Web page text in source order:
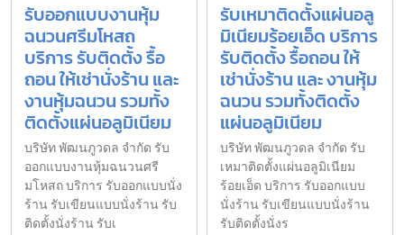
รับออกแบบงานหุ้ม
ฉนวนศรีมโหสถ
บริการ รับติดตั้ง รื้อ
ถอน ให้เช่านั่งร้าน และ
งานหุ้มฉนวน รวมทั้ง
ติดตั้งแผ่นอลูมิเนียม
บริษัท พัฒนภูวดล จำกัด รับ
ออกแบบงานหุ้มฉนวนศรี
มโหสถ บริการ รับออกแบบนั่ง
ร้าน รับเขียนแบบนั่งร้าน รับ
ติดตั้งนั่งร้าน รับเ
รับเหมาติดตั้งแผ่นอลู
มิเนียมร้อยเอ็ด บริการ
รับติดตั้ง รื้อถอน ให้
เช่านั่งร้าน และ งานหุ้ม
ฉนวน รวมทั้งติดตั้ง
แผ่นอลูมิเนียม
บริษัท พัฒนภูวดล จำกัด รับ
เหมาติดตั้งแผ่นอลูมิเนียม
ร้อยเอ็ด บริการ รับออกแบบ
นั่งร้าน รับเขียนแบบนั่งร้าน
รับติดตั้งนั่งร